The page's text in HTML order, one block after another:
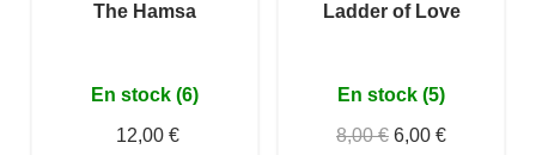
The Hamsa
En stock (6)
12,00 €
Ladder of Love
En stock (5)
8,00 € 6,00 €